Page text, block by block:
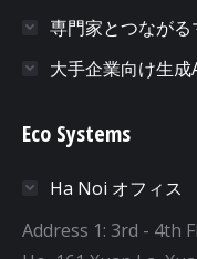
専門家とつなが
大手企業向け生
Eco Systems
Ha Noi オフィス
Address 1: 3rd - 4th